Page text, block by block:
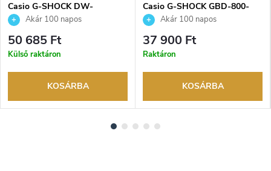
Casio G-SHOCK DW-
5600RGM-1ER karóra
Akár 100 napos
visszaküldési lehetőség. Hivatalos
márkakereskedő.
50 685 Ft
Külső raktáron
KOSÁRBA
Casio G-SHOCK GBD-800-
8ER karóra
Akár 100 napos
visszaküldési lehetőség. Hivatalos
márkakereskedő.
37 900 Ft
Raktáron
KOSÁRBA